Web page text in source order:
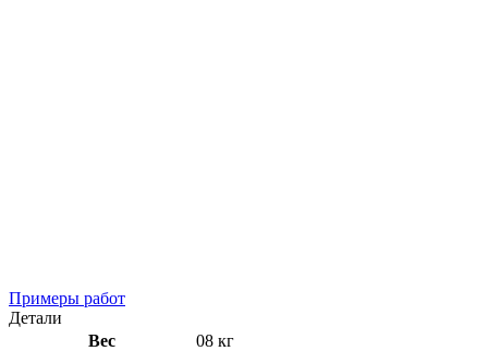
Примеры работ
Детали
Вес
08 кг